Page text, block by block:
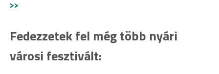
>>
Fedezzetek fel még több nyári
városi fesztivált: